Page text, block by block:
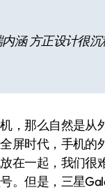
内涵 方正设计很沉
，那么自然是从
屏时代，手机的
在一起，我们很
。但是，三星